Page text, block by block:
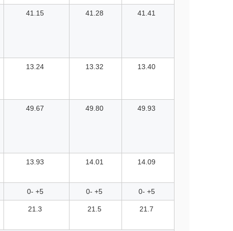
41.15 41.28 41.41
13.24 13.32 13.40
49.67 49.80 49.93
13.93 14.01 14.09
0- +5 0- +5 0- +5
21.3 21.5 21.7